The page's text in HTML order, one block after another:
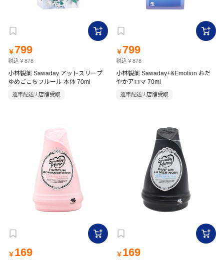
￥ 799
税込￥878
小林製薬 Sawaday アットスリープ
ゆめごこちフルール 本体 70ml
通常配送 / 店舗受取
￥ 799
税込￥878
小林製薬 Sawaday+&Emotion おだ
やかアロマ 70ml
通常配送 / 店舗受取
￥ 169 ￥ 169